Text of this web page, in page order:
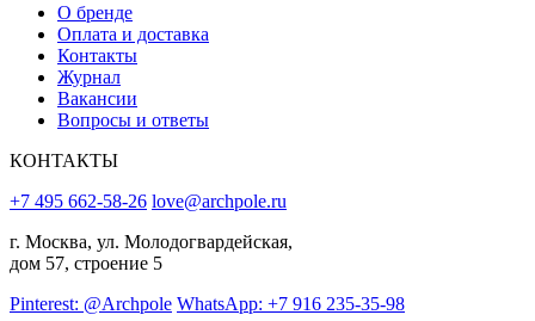
О бренде
Оплата и доставка
Контакты
Журнал
Вакансии
Вопросы и ответы
КОНТАКТЫ
+7 495 662-58-26 love@archpole.ru
г. Москва, ул. Молодогвардейская,
дом 57, строение 5
Pinterest: @Archpole WhatsApp: +7 916 235-35-98